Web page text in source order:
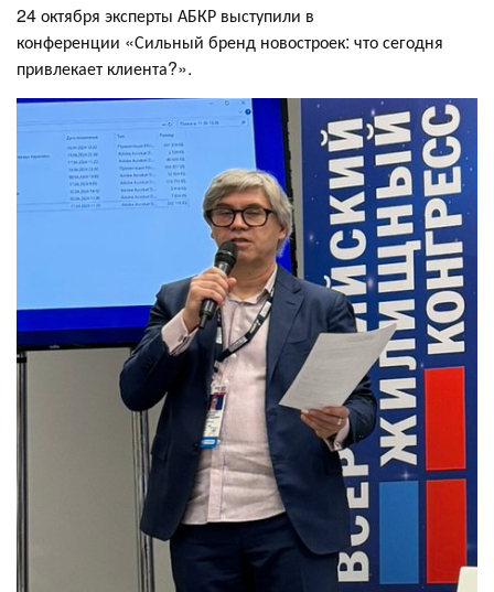
24 октября эксперты АБКР выступили в
конференции «Сильный бренд новостроек: что сегодня
привлекает клиента?».